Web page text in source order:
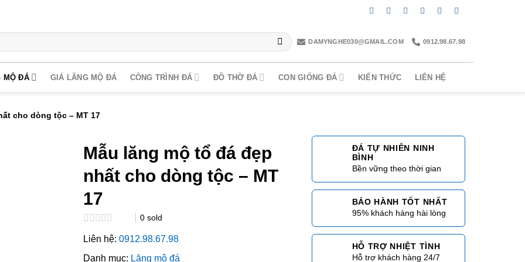
DAMYNGHE030@GMAIL.COM 0912.98.67.98
MỘ ĐÁ GIÁ LĂNG MỘ ĐÁ CÔNG TRÌNH ĐÁ ĐỒ THỜ ĐÁ CON GIỐNG ĐÁ KIẾN THỨC LIÊN HỆ
cho dòng tộc – MT 17
Mẫu lăng mộ tổ đá đẹp
nhất cho dòng tộc – MT
17
0.0
of
0 sold
Liên hệ: 0912.98.67.98
Danh mục: Lăng mộ đá
ĐÁ TỰ NHIÊN NINH
BÌNH
Bền vững theo thời gian
BẢO HÀNH TỐT NHẤT
95% khách hàng hài lòng
HỖ TRỢ NHIỆT TÌNH
Hỗ trợ khách hàng 24/7